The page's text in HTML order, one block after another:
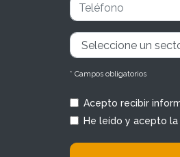
* Campos obligatorios
Acepto recibir
He leído y acepto la